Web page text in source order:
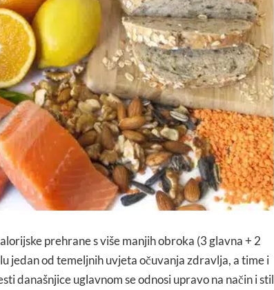
prehrane s više manjih obroka (3 glavna + 2
jedan od temeljnih uvjeta očuvanja zdravlja, a time i
današnjice uglavnom se odnosi upravo na način i stil